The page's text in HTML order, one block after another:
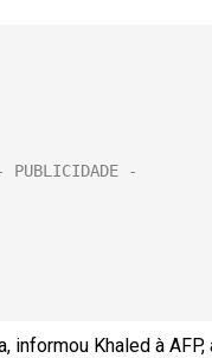
informou Khaled à